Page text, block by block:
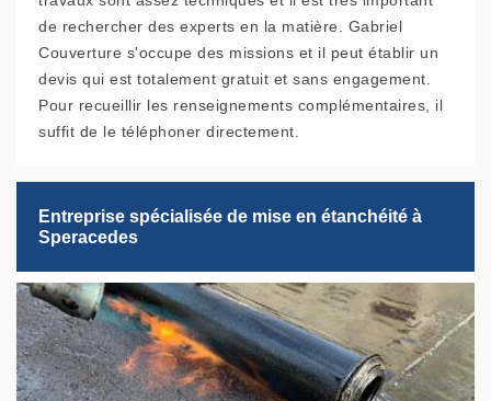
de rechercher des experts en la matière. Gabriel
Couverture s'occupe des missions et il peut établir un
devis qui est totalement gratuit et sans engagement.
Pour recueillir les renseignements complémentaires, il
suffit de le téléphoner directement.
Entreprise spécialisée de mise en étanchéité à
Speracedes